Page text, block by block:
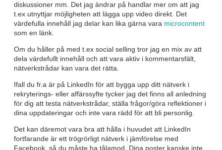
diskussioner mm. Det jag ändrar på handlar mer om att jag
t.ex utnyttjar möjligheten att lägga upp video direkt. Det
värdefulla innehåll jag delar kan lika gärna vara microcontent
som en länk.
Om du håller på med t.ex social selling tror jag en mix av att
dela värdefullt innehåll och att vara aktiv i kommentarsfält,
nätverkstrådar kan vara det rätta.
Ifall du fr.a är på LinkedIn för att bygga upp ditt nätverk i
rekryterings- eller affärssyfte tycker jag det finns all anledning
för dig att testa nätverkstrådar, ställa frågor/göra reflektioner i
dina uppdateringar och inte vara rädd för att bli personlig.
Det kan däremot vara bra att hålla i huvudet att LinkedIn
fortfarande är ett trögrörligt nätverk i jämförelse med
Facebook, så du måste ha tålamod. Dina poster kanske inte